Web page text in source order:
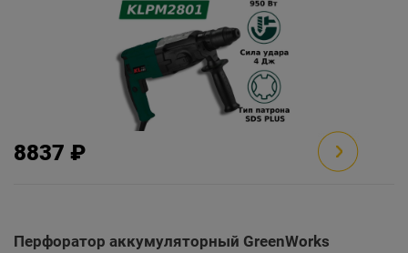
8837 ₽
Перфоратор аккумуляторный GreenWorks